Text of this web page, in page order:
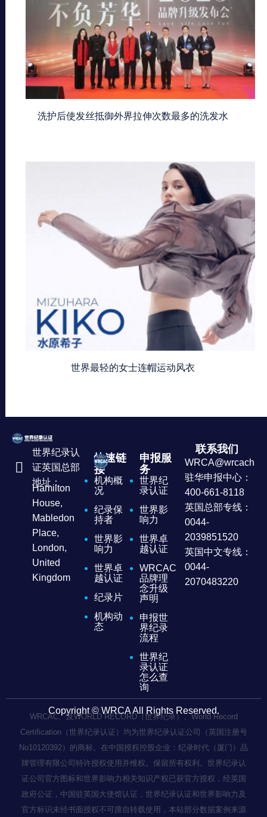
洗护后使发丝抵御外界拉伸次数最多的洗发水
世界最轻的女士连帽运动风衣
世界纪录认
证英国总部
地址：
Hamilton
House,
Mabledon
Place,
London,
United
Kingdom
快速链
接
机构概
况
纪录保
持者
世界影
响力
世界卓
越认证
纪录片
机构动
态
申报服
务
世界纪
录认证
世界影
响力
世界卓
越认证
WRCAC
品牌理
念升级
声明
申报世
界纪录
流程
世界纪
录认证
怎么查
询
联系我们
驻华申报中心：
400-661-8118
英国总部专线：
0044-
2039851520
英国中文专线：
0044-
2070483220
Copyright © WRCA All Rights Reserved.
WRCAC、及WORLD RECORD（世界纪录）、World Record
Certification（世界纪录认证）均为世界纪录认证公司（英国注册号
No10120392）的商标。在中国授权控股企业：纪录时代（厦门）品
牌管理有限公司特许授权使用并维权。保留所有权利。世界纪录认
证公司官方图标和世界影响力相关知识产权已获官方授权，经英国
政府公证，中国驻英国大使馆认证，世界纪录认证和世界影响力及
官方标识未经书面授权不可擅自转载使用，本站部分数据案例来源